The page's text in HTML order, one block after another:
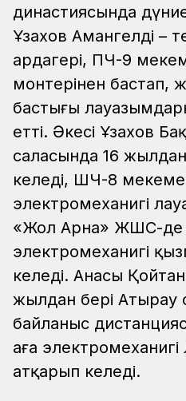
династиясында
Ұзахов Амангелді –
ардагері, ПЧ-9
монтерінен бастап,
бастығы
етті. Әкесі Ұзахов
саласында 16
келеді, ШЧ-8
электромеханигі
«Жол Арна» ЖШС-де
электромеханигі
келеді. Анасы
жылдан бері Атырау
байланыс
аға
атқарып келеді.